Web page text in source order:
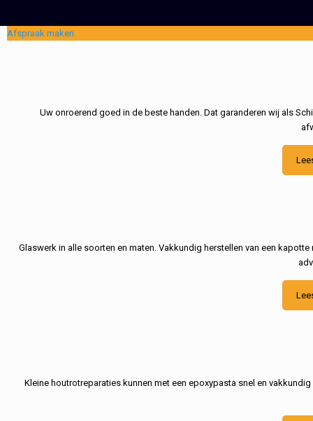
Afspraak maken
Uw onroerend goed in de beste handen. Dat garanderen wij als
Glaswerk in alle soorten en maten. Vakkundig herstellen van een
Kleine houtrotreparaties kunnen met een epoxypasta snel en